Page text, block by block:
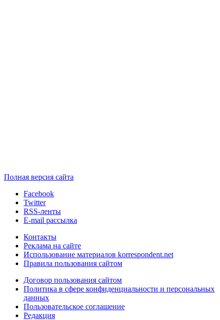
Полная версия сайта
Facebook
Twitter
RSS-ленты
E-mail рассылка
Контакты
Реклама на сайте
Использование материалов korrespondent.net
Правила пользования сайтом
Договор пользования сайтом
Политика в сфере конфиденциальности и персональных
данных
Пользовательское соглашение
Редакция